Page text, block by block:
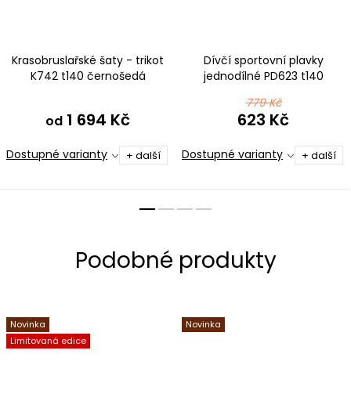
Krasobruslařské šaty - trikot
K742 t140 černošedá
od 1 694 Kč
Dostupné varianty + další
Dívčí sportovní plavky
jednodílné PD623 t140
779 Kč
623 Kč
Dostupné varianty + další
Novinka
Limitovaná edice
Novinka